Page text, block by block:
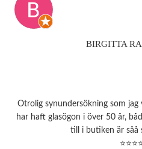
BIRGITTA
Otrolig synundersökning som jag
har haft glasögon i över 50 år,
till i butiken är såå